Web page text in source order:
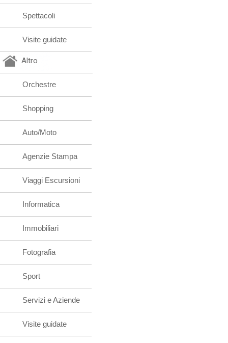
Spettacoli
Visite guidate
Altro
Orchestre
Shopping
Auto/Moto
Agenzie Stampa
Viaggi Escursioni
Informatica
Immobiliari
Fotografia
Sport
Servizi e Aziende
Visite guidate